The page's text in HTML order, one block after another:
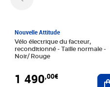
Nouvelle Attitude
Vélo électrique du facteur,
reconditionné - Taille normale -
Noir/ Rouge
1 490,00€